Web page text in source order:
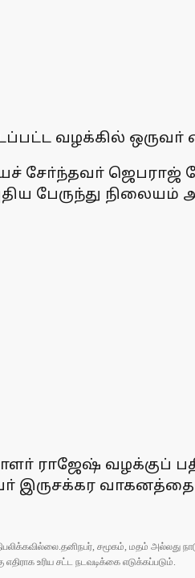
வழக்கில்
சோ்ந்தவா் ஜெபராஜ்
நிலையம்
ராஜேஷ் வழக்குப்
இருசக்கர வாகனத்தை
சமூகம், மதம் அல்லது
உரிய சட்ட நடவடிக்கை எடுக்கப்படும்.